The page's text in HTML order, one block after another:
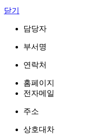
닫기
담당자
부서명
연락처
홈페이지
전자메일
주소
상호대차